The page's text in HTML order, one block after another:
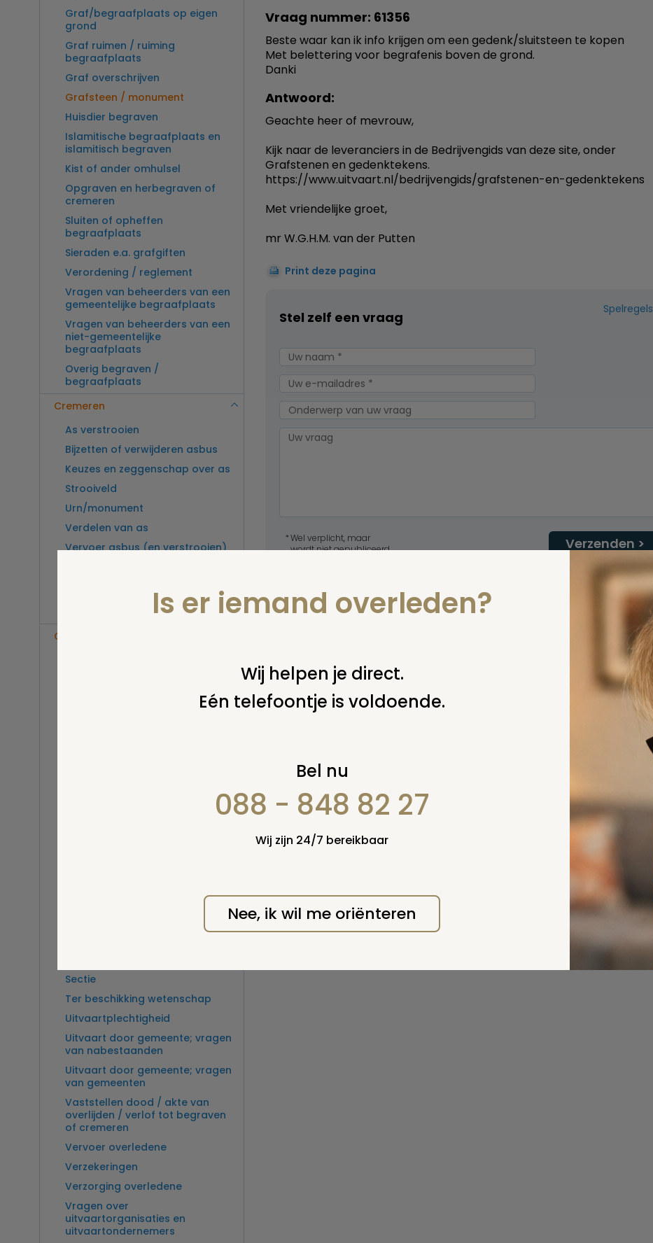
Graf/begraafplaats op eigen
grond
Graf ruimen / ruiming
begraafplaats
Graf overschrijven
Grafsteen / monument
Huisdier begraven
Islamitische begraafplaats en
islamitisch begraven
Kist of ander omhulsel
Opgraven en herbegraven of
cremeren
Sluiten of opheffen
begraafplaats
Sieraden e.a. grafgiften
Verordening / reglement
Vragen van beheerders van een
gemeentelijke begraafplaats
Vragen van beheerders van een
niet-gemeentelijke
begraafplaats
Overig begraven /
begraafplaats
Cremeren
As verstrooien
Bijzetten of verwijderen asbus
Keuzes en zeggenschap over as
Strooiveld
Urn/monument
Verdelen van as
Vervoer asbus (en verstrooien)
Overige
Sectie
Ter beschikking wetenschap
Uitvaartplechtigheid
Uitvaart door gemeente; vragen
van nabestaanden
Uitvaart door gemeente; vragen
van gemeenten
Vaststellen dood / akte van
overlijden / verlof tot begraven
of cremeren
Vervoer overledene
Verzekeringen
Verzorging overledene
Vragen over
uitvaartorganisaties en
uitvaartondernemers
Vraag nummer: 61356
Beste waar kan ik info krijgen om een gedenk/sluitsteen te kopen
Met belettering voor begrafenis boven de grond.
Danki
Antwoord:
Geachte heer of mevrouw,
Kijk naar de leveranciers in de Bedrijvengids van deze site, onder
Grafstenen en gedenktekens.
https://www.uitvaart.nl/bedrijvengids/grafstenen-en-gedenktekens
Met vriendelijke groet,
mr W.G.H.M. van der Putten
Print deze pagina
Spelregels
Stel zelf een vraag
Verzenden
Wel verplicht, maar
wordt niet gepubliceerd.
Is er iemand overleden?
Wij helpen je direct.
Eén telefoontje is voldoende.
Bel nu
088 - 848 82 27
Wij zijn 24/7 bereikbaar
Nee, ik wil me oriënteren